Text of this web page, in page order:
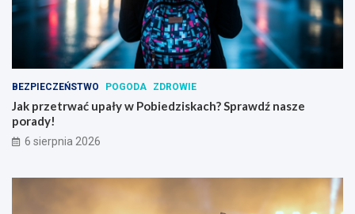
BEZPIECZEŃSTWO POGODA ZDROWIE
Jak przetrwać upały w Pobiedziskach? Sprawdź nasze
porady!
6 sierpnia 2026